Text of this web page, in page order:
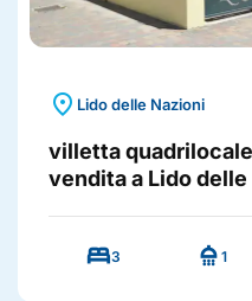
location_on Lido delle Nazioni
villetta
vendita a Lido delle
bed3 shower 1